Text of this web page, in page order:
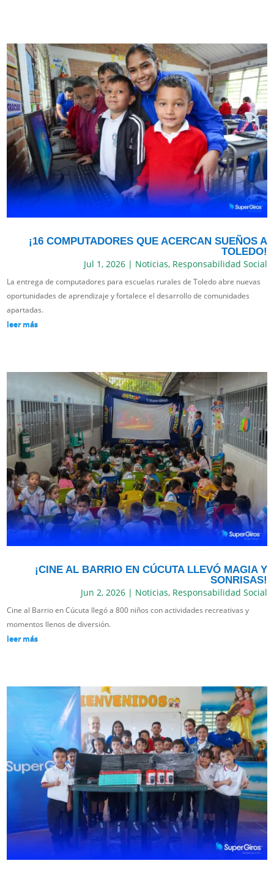
¡16 COMPUTADORES QUE ACERCAN SUEÑOS A
TOLEDO!
Jul 1, 2026| Noticias, Responsabilidad Social
La entrega de computadores para escuelas rurales de Toledo abre nuevas
oportunidades de aprendizaje y fortalece el desarrollo de comunidades
apartadas.
leer más
¡CINE AL BARRIO EN CÚCUTA LLEVÓ MAGIA Y
SONRISAS!
Jun 2, 2026| Noticias, Responsabilidad Social
Cine al Barrio en Cúcuta llegó a 800 niños con actividades recreativas y
momentos llenos de diversión.
leer más